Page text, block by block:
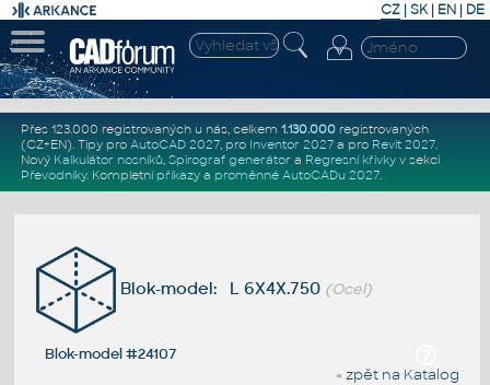
CZ | SK| EN | DE
Přes 123.000 registrovaných u nás, celkem 1.130.000registrovaných
(CZ+EN). Tipy pro AutoCAD 2027, pro Inventor 2027a pro Revit 2027.
Nový Kalkulátor nosníků, Spirograf generátor a Regresní křivkyv sekci
Převodníky. Kompletní příkazya proměnné AutoCADu 2027.
Blok-model: L 6X4X.750 (Ocel)
Blok-model #24107
« zpět na Katalog